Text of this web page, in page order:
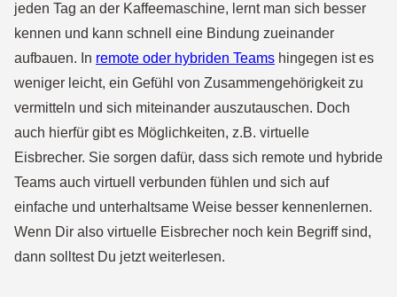
jeden Tag an der Kaffeemaschine, lernt man sich besser
kennen und kann schnell eine Bindung zueinander
aufbauen. In remote oder hybriden Teams hingegen ist es
weniger leicht, ein Gefühl von Zusammengehörigkeit zu
vermitteln und sich miteinander auszutauschen. Doch
auch hierfür gibt es Möglichkeiten, z.B. virtuelle
Eisbrecher. Sie sorgen dafür, dass sich remote und hybride
Teams auch virtuell verbunden fühlen und sich auf
einfache und unterhaltsame Weise besser kennenlernen.
Wenn Dir also virtuelle Eisbrecher noch kein Begriff sind,
dann solltest Du jetzt weiterlesen.